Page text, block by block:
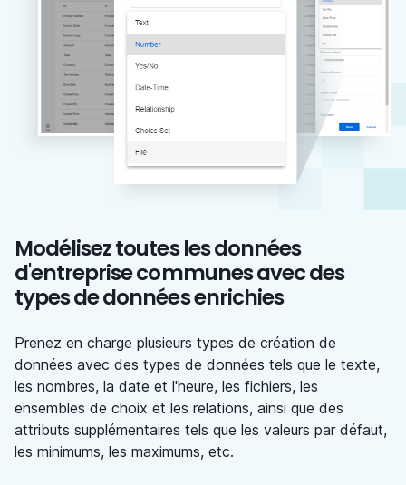
Modélisez toutes les données
d'entreprise communes avec des
types de données enrichies
Prenez en charge plusieurs types de création de
données avec des types de données tels que le texte,
les nombres, la date et l'heure, les fichiers, les
ensembles de choix et les relations, ainsi que des
attributs supplémentaires tels que les valeurs par défaut,
les minimums, les maximums, etc.